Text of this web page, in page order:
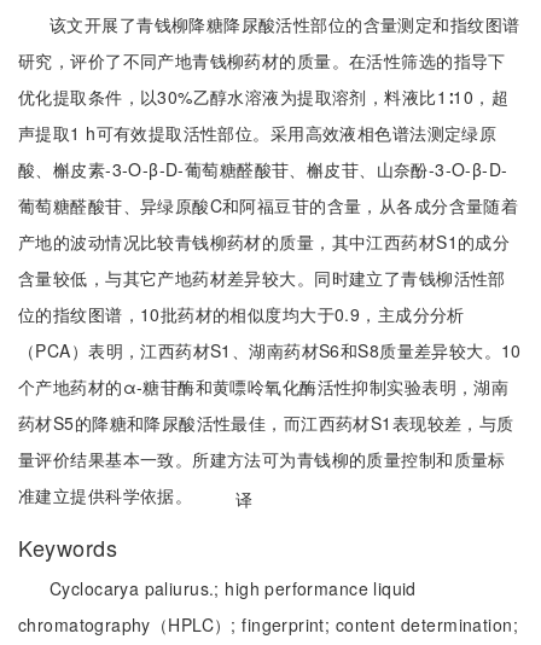
该文开展了青钱柳降糖降尿酸活性部位的含量测定和指纹图谱
研究，评价了不同产地青钱柳药材的质量。在活性筛选的指导下
优化提取条件，以30%乙醇水溶液为提取溶剂，料液比1∶10，超
声提取1 h可有效提取活性部位。采用高效液相色谱法测定绿原
酸、槲皮素-3-O-β-D-葡萄糖醛酸苷、槲皮苷、山奈酚-3-O-β-D-
葡萄糖醛酸苷、异绿原酸C和阿福豆苷的含量，从各成分含量随着
产地的波动情况比较青钱柳药材的质量，其中江西药材S1的成分
含量较低，与其它产地药材差异较大。同时建立了青钱柳活性部
位的指纹图谱，10批药材的相似度均大于0.9，主成分分析
（PCA）表明，江西药材S1、湖南药材S6和S8质量差异较大。10
个产地药材的α-糖苷酶和黄嘌呤氧化酶活性抑制实验表明，湖南
药材S5的降糖和降尿酸活性最佳，而江西药材S1表现较差，与质
量评价结果基本一致。所建方法可为青钱柳的质量控制和质量标
准建立提供科学依据。
译
Keywords
Cyclocarya paliurus.; high performance liquid
chromatography（HPLC）;fingerprint; content determination;